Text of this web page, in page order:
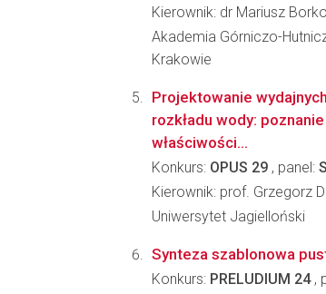
Kierownik: dr Mariusz
Akademia Górniczo-
Krakowie
Projektowanie
rozkładu wody:
właściwości...
Konkurs: OPUS 29 , panel:
Kierownik: prof. Grzegorz
Uniwersytet Jagielloński
Synteza szablonowa
Konkurs: PRELUDIUM 24,